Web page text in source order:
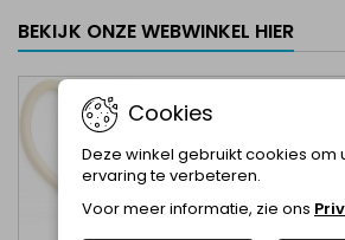
BEKIJK ONZE WEBWINKEL HIER
Cookies
Deze winkel gebruikt cookies om
ervaring te verbeteren.
Voor meer informatie, zie ons